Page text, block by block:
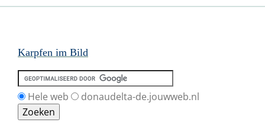
Karpfen im Bild
Hele web donaudelta-de.jouwweb.nl